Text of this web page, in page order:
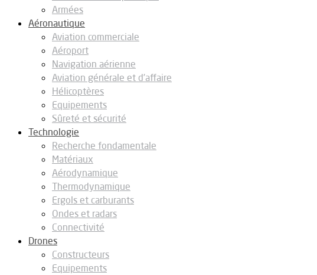
Armées
Aéronautique
Aviation commerciale
Aéroport
Navigation aérienne
Aviation générale et d’affaire
Hélicoptères
Equipements
Sûreté et sécurité
Technologie
Recherche fondamentale
Matériaux
Aérodynamique
Thermodynamique
Ergols et carburants
Ondes et radars
Connectivité
Drones
Constructeurs
Equipements